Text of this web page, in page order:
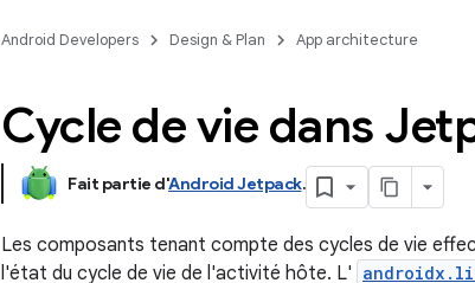
Android Developers Design & Plan App architecture
Cycle de vie dans
Fait partie d'Android Jetpack.
Les composants tenant compte des cycles de vie
l'état du cycle de vie de l'activité hôte. L'